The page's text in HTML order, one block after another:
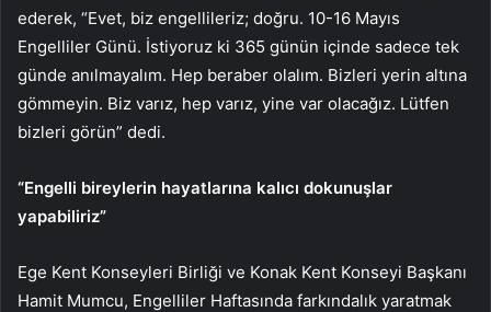
ederek, “Evet, biz engellileriz; doğru. 10-16 Mayıs
Engelliler Günü. İstiyoruz ki 365 günün içinde sadece tek
günde anılmayalım. Hep beraber olalım. Bizleri yerin altına
gömmeyin. Biz varız, hep varız, yine var olacağız. Lütfen
bizleri görün” dedi.
“Engelli bireylerin hayatlarına kalıcı dokunuşlar
yapabiliriz”
Ege Kent Konseyleri Birliği ve Konak Kent Konseyi Başkanı
Hamit Mumcu, Engelliler Haftasında farkındalık yaratmak